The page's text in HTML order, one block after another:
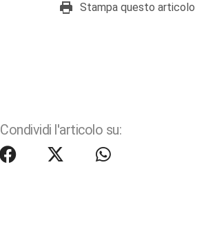
Stampa questo articolo
Condividi l'articolo su: